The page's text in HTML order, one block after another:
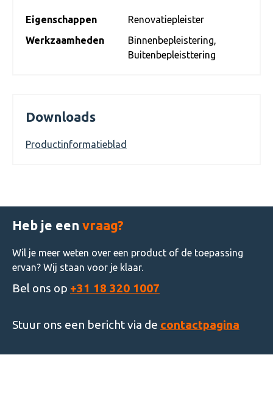
Eigenschappen
Renovatiepleister
Werkzaamheden
Binnenbepleistering,
Buitenbepleisttering
Downloads
Productinformatieblad
Heb je een vraag?
Wil je meer weten over een product of de toepassing
ervan? Wij staan voor je klaar.
Bel ons op +31 18 320 1007
Stuur ons een bericht via de contactpagina